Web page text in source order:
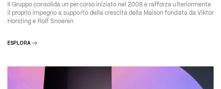
Il Gruppo consolida un percorso iniziato nel 2008 e rafforza ulteriormente
il proprio impegno a supporto della crescita della Maison fondata da Viktor
Horsting e Rolf Snoeren
ESPLORA